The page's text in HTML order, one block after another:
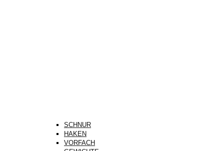
SCHNUR
HAKEN
VORFACH